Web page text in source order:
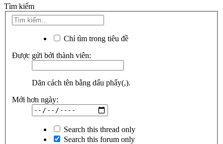
Tìm kiếm
Chỉ tìm trong tiêu đề
Được gửi bởi thành viên:
Dãn cách tên bằng dấu phẩy(,).
Mới hơn ngày:
Search this thread only
Search this forum only